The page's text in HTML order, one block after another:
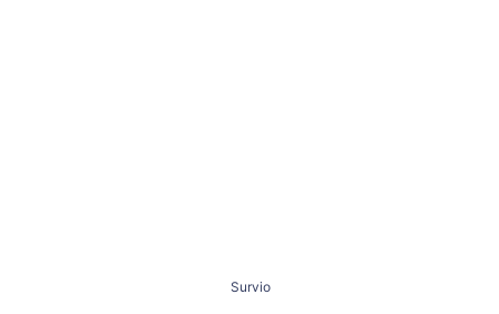
Survio